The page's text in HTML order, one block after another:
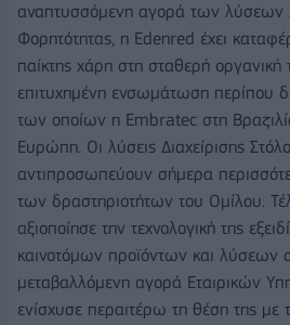
αναπτυσσόμενη αγορά των λύσεων
Φορητότητας, η Edenred έχει
παίκτης χάρη στη σταθερή οργανική
επιτυχημένη ενσωμάτωση περίπου
των οποίων η Embratec στη
Ευρώπη. Οι λύσεις Διαχείρισης
αντιπροσωπεύουν σήμερα
των δραστηριοτήτων του Ομίλου.
αξιοποίησε την τεχνολογική της
καινοτόμων προϊόντων και λύσεων
μεταβαλλόμενη αγορά Εταιρικών
ενίσχυσε περαιτέρω τη θέση της με